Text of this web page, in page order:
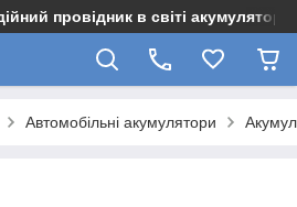
провідник в світі акумуляторів
Автомобільні акумулятори